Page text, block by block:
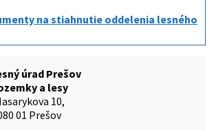
na stiahnutie oddelenia lesného
úrad Prešov
a lesy
10,
01 Prešov